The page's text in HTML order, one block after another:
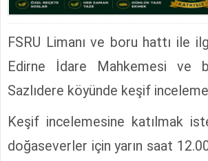
FSRU Limanı ve boru hattı ile
Edirne İdare Mahkemesi ve
Sazlıdere köyünde keşif
Keşif incelemesine katılmak
doğaseverler için yarın saat